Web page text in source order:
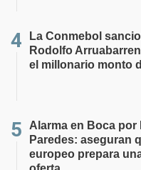
La Conmebol
Rodolfo
el millonario monto
Alarma en Boca por
Paredes: aseguran
europeo prepara